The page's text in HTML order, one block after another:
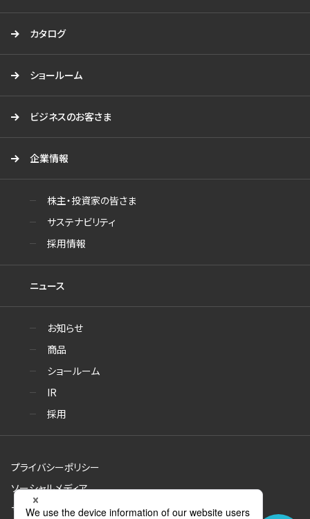
カタログ
ショールーム
ビジネスのお客さま
企業情報
株主・投資家の皆さま
サステナビリティ
採用情報
ニュース
お知らせ
商品
ショールーム
IR
採用
プライバシーポリシー
ソーシャルメディア
サイトのご利用について